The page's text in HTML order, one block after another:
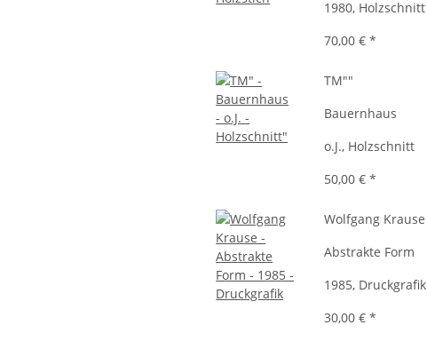
1980, Holzschnitt
70,00 €*
TM""
Bauernhaus
o.J., Holzschnitt
50,00 €*
Wolfgang Krause
Abstrakte Form
1985, Druckgrafik
30,00 €*